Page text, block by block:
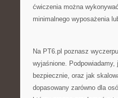
ćwiczenia można
minimalnego wyposażenia
Na PT6.pl poznasz
wyjaśnione.
bezpiecznie, oraz jak
dopasowany zarówno dla